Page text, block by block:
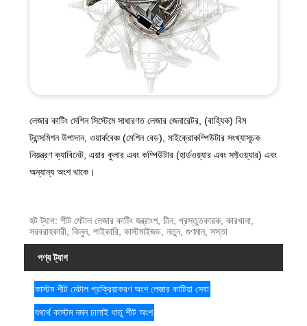
লেজার কাটিং মেশিন সিস্টেমে সাধারণত লেজার জেনারেটর, (বাহ্যিক) বিম
ট্রান্সমিশন উপাদান, ওয়ার্কবেঞ্চ (মেশিন বেড), মাইক্রোকম্পিউটার সংখ্যাসূচক
নিয়ন্ত্রণ ক্যাবিনেট, এয়ার কুলার এবং কম্পিউটার (হার্ডওয়্যার এবং সফ্টওয়্যার) এবং
অন্যান্য অংশ থাকে।
হট ট্যাগ: শীট মেটাল লেজার কাটিং যন্ত্রাংশ, চীন, প্রস্তুতকারক, কারখানা,
সরবরাহকারী, কিনুন, পাইকারি, কাস্টমাইজড, নতুন, গুণমান, সস্তা
পণ্য ট্যাগ
কাস্টম শীট মেটাল প্রক্রিয়াকরণ অংশ লেজার কাটিয়া সেবা
যথার্থ কাস্টম নমন ঢালাই ধাতু শীট অংশ